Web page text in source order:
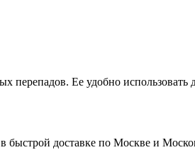
перепадов. Ее удобно использовать
быстрой доставке по Москве и